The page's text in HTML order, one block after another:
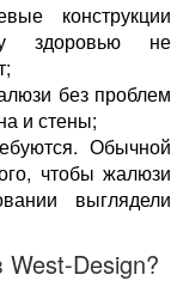
конструкции
здоровью не
без проблем
и стены;
Обычной
чтобы жалюзи
выглядели
West-Design?